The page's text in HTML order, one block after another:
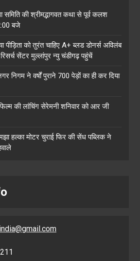
समिति की श्रीमद्भागवत कथा से पूर्व कलश
बजे
पीड़िता को तुरंत चाहिए A+ ब्लड डोनर्स अविलंब
सेंटर मुल्लांपुर न्यु चंडीगढ़ पहुंचें
निगम ने वर्षों पुराने 700 पेड़ों का ही कर दिया
की लांचिंग सेरेमनी शनिवार को आर जी
हल्का मोटर चुराई फिर की सेंध पब्लिक ने